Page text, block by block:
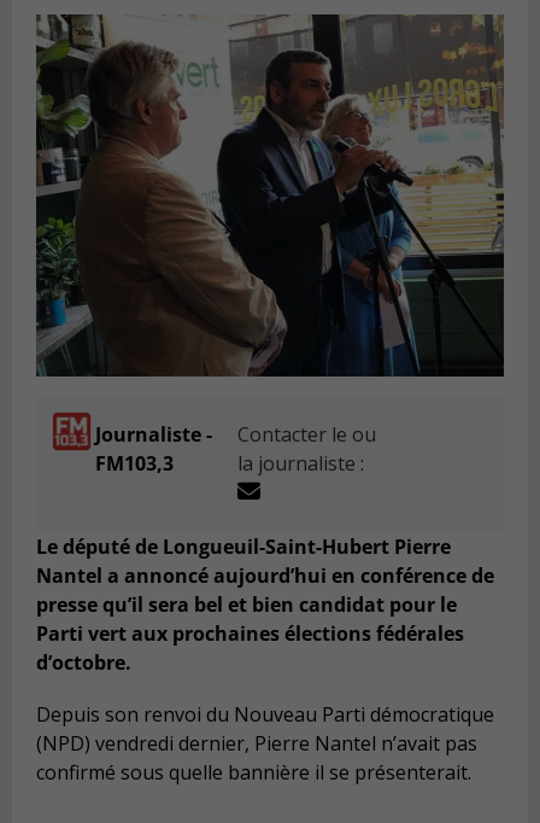
Journaliste -
FM103,3
Contacter le ou
la journaliste :
Le député de Longueuil-Saint-Hubert Pierre
Nantel a annoncé aujourd’hui en conférence de
presse qu’il sera bel et bien candidat pour le
Parti vert aux prochaines élections fédérales
d’octobre.
Depuis son renvoi du Nouveau Parti démocratique
(NPD) vendredi dernier, Pierre Nantel n’avait pas
confirmé sous quelle bannière il se présenterait.